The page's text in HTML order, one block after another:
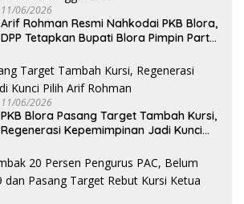
11/06/2026
Arif Rohman Resmi Nahkodai PKB Blora,
DPP Tetapkan Bupati Blora Pimpin Partai
11/06/2026
PKB Blora Pasang Target Tambah Kursi,
Regenerasi Kepemimpinan Jadi Kunci